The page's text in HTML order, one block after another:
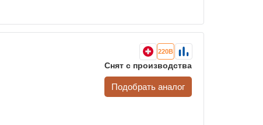
220В
Снят с производства
Подобрать аналог